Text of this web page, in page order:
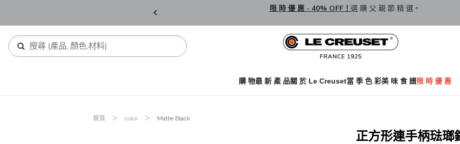
限 時 優 惠 - 40% OFF！ 選 購 父 親 節 精 選。
購 物最 新 產 品關 於 Le Creuset當 季 色 彩美 味 食 譜限 時 優 惠
首頁 color Matte Black
正方形連手柄琺